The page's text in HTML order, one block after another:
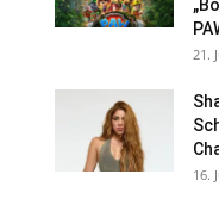
21.
16.